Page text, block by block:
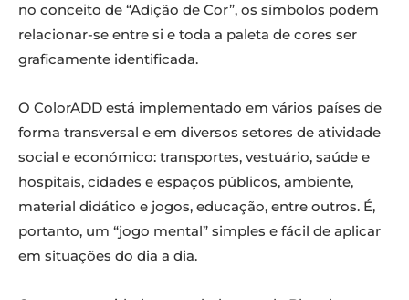
no conceito de “Adição de Cor”, os símbolos podem
relacionar-se entre si e toda a paleta de cores ser
graficamente identificada.
O ColorADD está implementado em vários países de
forma transversal e em diversos setores de atividade
social e económico: transportes, vestuário, saúde e
hospitais, cidades e espaços públicos, ambiente,
material didático e jogos, educação, entre outros. É,
portanto, um “jogo mental” simples e fácil de aplicar
em situações do dia a dia.